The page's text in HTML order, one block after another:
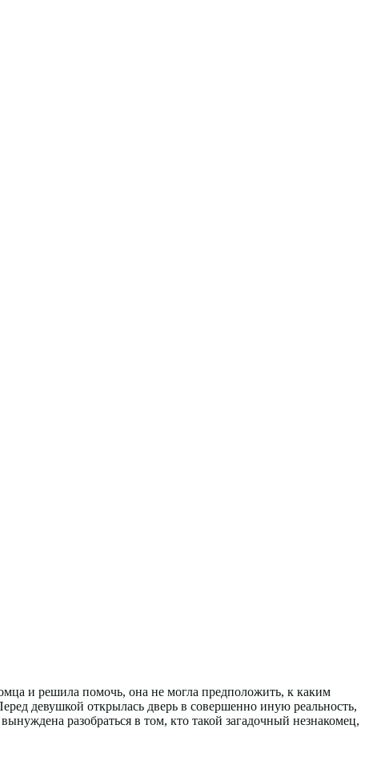
и решила помочь, она не могла предположить, к каким
девушкой открылась дверь в совершенно иную реальность,
разобраться в том, кто такой загадочный незнакомец,